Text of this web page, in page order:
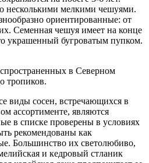
несколькими мелкими чешуями.
ориентированные: от
Семенная чешуя имеет на конце
украшенный бугроватым пупком.
в Северном
тропиков.
виды сосен, встречающихся в
ассортименте, являются
в списке проверены в условиях
рекомендованы как
Большинство их светолюбиво,
и кедровый стланик